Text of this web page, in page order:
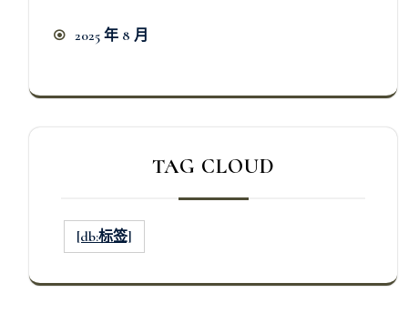
2025 年 8 月
TAG CLOUD
[db:标签]